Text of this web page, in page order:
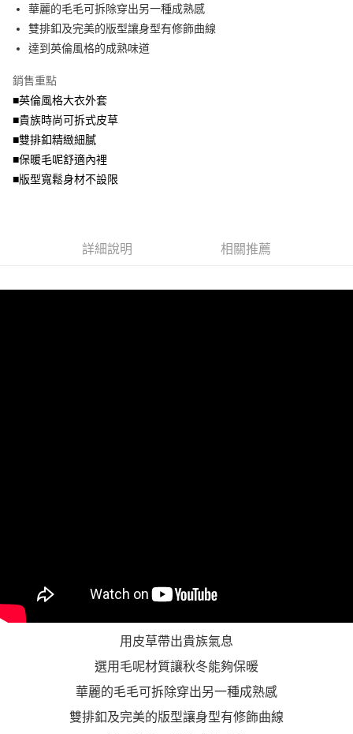
法說明評估內容。
【繳款方式說明】
1.分期款項不併入電信帳單，「大哥付你分期」於每月結算日後寄送繳費提
醒簡訊。
帳／街口支付／iPASS MONEY」等通路繳費。
【注意事項】
1.本服務係由「台灣大哥大股份有限公司」（以下簡稱本公司）所提供，讓
用戶於交易時，得透過本服務購買商品或服務，並由商店將買賣／分期付款
買賣價金債權讓與本公司後，依約使用本公司帳單繳交帳款。
資料（包含姓名、電話或地址）提供予台灣大哥大進項蒐集、處理及利用，
２．便利：只要手機號碼，簡訊認證，即可結帳。
３．安心：先確認商品／服務後，再付款。
【「AFTEE先享後付」結帳流程】
結帳頁面，進行簡訊認證並確認金額後，即可完成結帳。
３．收到繳費通知簡訊後14天內，點擊此簡訊中的連結，可透過四大超商／
ATM／網路銀行／等多元方式進行付款，方視為交易完成。
※ 請注意：結帳手續完成當下不需立刻繳費，但若您需要取消訂單，請聯絡
購買商品的店家。未經商家同意取消之訂單仍視為有效，需透過AFTEE先享
後付繳納相關費用。
※ 交易是否成功請以「AFTEE先享後付 」之結帳頁面顯示為準，若有關於
１．透過由恩沛科技股份有限公司提供之「AFTEE先享後付」服務完成之交
２．關於個人資料處理事宜，請瀏覽以下網址：
全家取貨付款
每筆NT$70，滿NT$699(含以上)免運費
付款後全家取貨
每筆NT$70，滿NT$699(含以上)免運費
7-11取貨付款
每筆NT$70，滿NT$799(含以上)免運費
付款後7-11取貨
每筆NT$100，滿NT$1,000(含以上)免運費
華麗的毛毛可拆除穿出另一種成熟感
雙排釦及完美的版型讓身型有修飾曲線
達到英倫風格的成熟味道
銷售重點
■英倫風格大衣外套
■貴族時尚可拆式皮草
■雙排釦精緻細膩
■保暖毛呢舒適內裡
■版型寬鬆身材不設限
詳細說明 相關推薦
用皮草帶出貴族氣息
選用毛呢材質讓秋冬能夠保暖
華麗的毛毛可拆除穿出另一種成熟感
雙排釦及完美的版型讓身型有修飾曲線